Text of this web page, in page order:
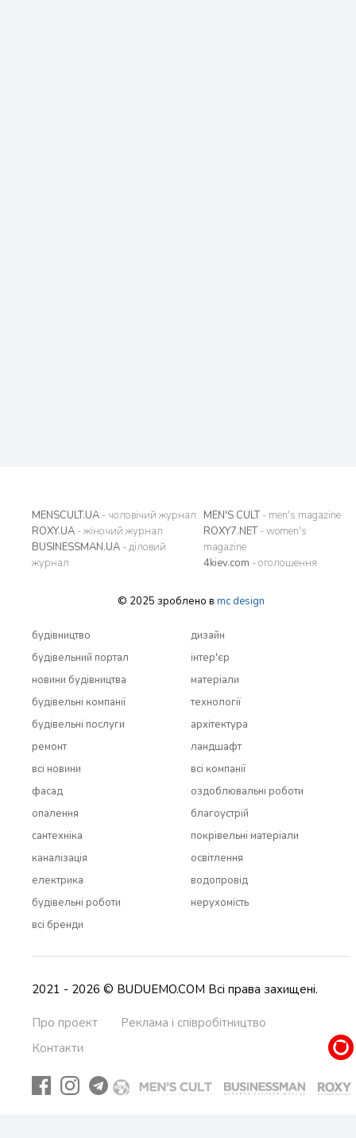
MENSCULT.UA - чоловічий журнал
ROXY.UA - жіночий журнал
BUSINESSMAN.UA - діловий
журнал
MEN'S CULT- men's magazine
ROXY7.NET- women's
magazine
4kiev.com - оголошення
© 2025 зроблено в mc design
будівництво
будівельний портал
новини будівництва
будівельні компанії
будівельні послуги
ремонт
всi новини
дизайн
інтер'єр
матеріали
технології
архітектура
ландшафт
всi компанії
фасад
опалення
сантехніка
каналізація
електрика
будівельні роботи
всi бренди
оздоблювальні роботи
благоустрій
покрівельні матеріали
освітлення
водопровід
нерухомість
2021 - 2026 © BUDUEMO.COM Всі права захищені.
Про проект
Реклама і співробітництво
Контакти